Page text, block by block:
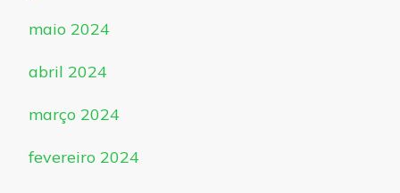
maio 2024
abril 2024
março 2024
fevereiro 2024